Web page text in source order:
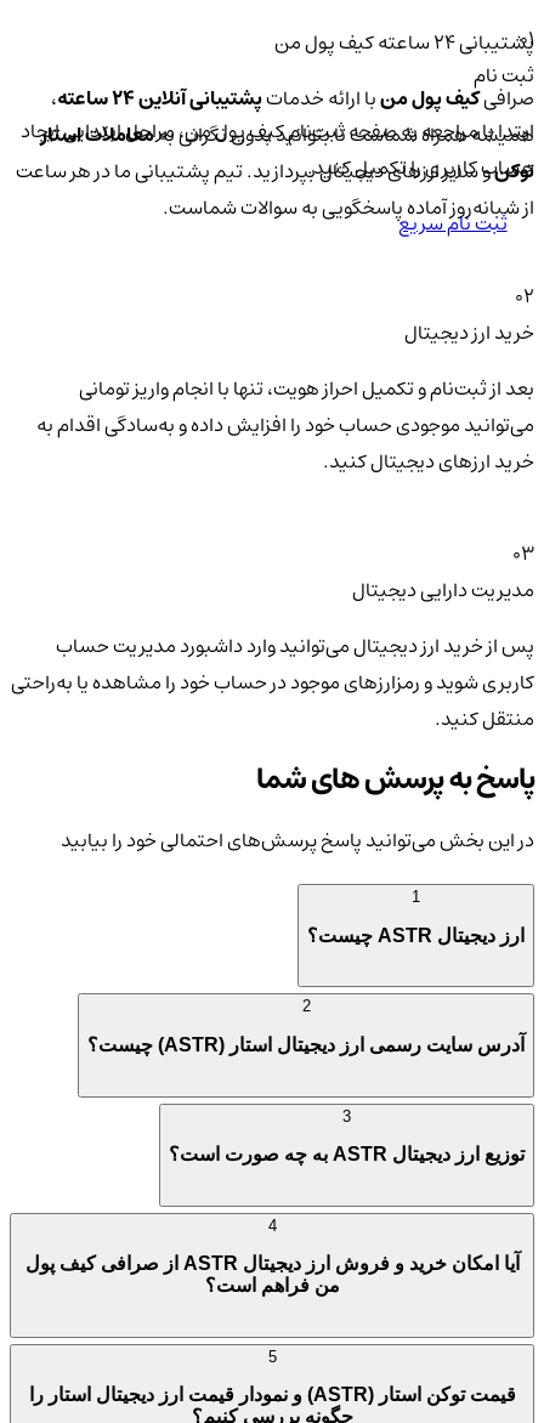
پشتیبانی ۲۴ ساعته کیف پول من
صرافیکیف پول منبا ارائه خدماتپشتیبانی آنلاین ۲۴ ساعته
،
همیشه همراه شماست تا بتوانید بدون نگرانی بهمعاملات استار
توکنو سایر ارزهای دیجیتال بپردازید. تیم پشتیبانی ما در هر ساعت
از شبانه‌روز آماده پاسخگویی به سوالات شماست.
01
ثبت نام
ابتدا با مراجعه به صفحه ثبت‌نام کیف‌ پول من، مراحل ابتدایی ایجاد
حساب کاربری را تکمیل کنید.
ثبت نام سریع
02
خرید ارز دیجیتال
بعد از ثبت‌نام و تکمیل احراز هویت، تنها با انجام واریز تومانی
می‌توانید موجودی حساب خود را افزایش داده و به‌سادگی اقدام به
خرید ارزهای دیجیتال کنید.
03
مدیریت دارایی دیجیتال
پس از خرید ارز دیجیتال می‌توانید وارد داشبورد مدیریت حساب
کاربری شوید و رمزارزهای موجود در حساب خود را مشاهده یا به‌راحتی
منتقل کنید.
پاسخ به پرسش های شما
در این بخش می‌توانید پاسخ پرسش‌های احتمالی خود را بیابید
ارز دیجیتال ASTR چیست؟
آدرس سایت رسمی ارز دیجیتال استار (ASTR) چیست؟
توزیع ارز دیجیتال ASTR به چه صورت است؟
آیا امکان خرید و فروش ارز دیجیتال ASTR از صرافی کیف پول
من فراهم است؟
قیمت توکن استار (ASTR) و نمودار قیمت ارز دیجیتال استار را
چگونه بررسی کنیم؟